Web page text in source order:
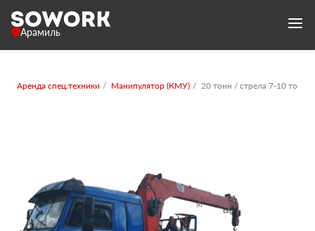
Арамиль
Аренда спец.техники Манипулятор (КМУ) 20 тонн / стрела 7-10 тонн